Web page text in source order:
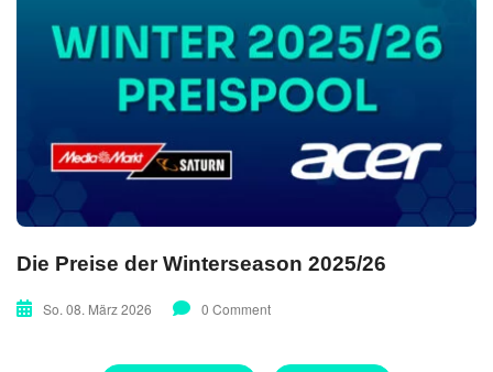
Die Preise der Winterseason 2025/26
So. 08. März 2026 0 Comment